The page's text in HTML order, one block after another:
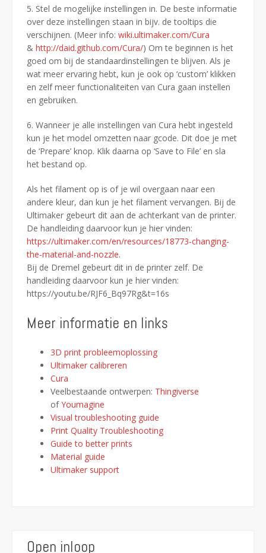
5. Stel de mogelijke instellingen in. De beste informatie
over deze instellingen staan in bijv. de tooltips die
verschijnen. (Meer info: wiki.ultimaker.com/Cura
& http://daid.github.com/Cura/) Om te beginnen is het
goed om bij de standaardinstellingen te blijven. Als je
wat meer ervaring hebt, kun je ook op ‘custom’ klikken
en zelf meer functionaliteiten van Cura gaan instellen
en gebruiken.
6. Wanneer je alle instellingen van Cura hebt ingesteld
kun je het model omzetten naar gcode. Dit doe je met
de ‘Prepare’ knop. Klik daarna op ‘Save to File’ en sla
het bestand op.
Als het filament op is of je wil overgaan naar een
andere kleur, dan kun je het filament vervangen. Bij de
Ultimaker gebeurt dit aan de achterkant van de printer.
De handleiding daarvoor kun je hier vinden:
https://ultimaker.com/en/resources/18773-changing-
the-material-and-nozzle.
Bij de Dremel gebeurt dit in de printer zelf. De
handleiding daarvoor kun je hier vinden:
https://youtu.be/RJF6_Bq97Rg&t=16s
Meer informatie en links
3D print probleemoplossing
Ultimaker calibreren
Cura
Veelbestaande ontwerpen: Thingiverse
ofYoumagine
Visual troubleshooting guide
Print Quality Troubleshooting
Guide to better prints
Material guide
Ultimaker support
Open inloop